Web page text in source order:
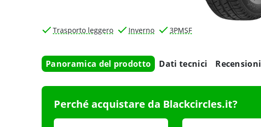
Trasporto leggero Inverno 3PMSF
Panoramica del prodotto Dati tecnici Recensioni
Perché acquistare da Blackcircles.it?